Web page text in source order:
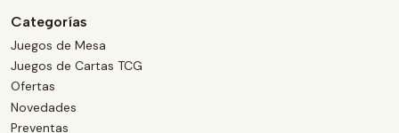
Categorías
Juegos de Mesa
Juegos de Cartas TCG
Ofertas
Novedades
Preventas